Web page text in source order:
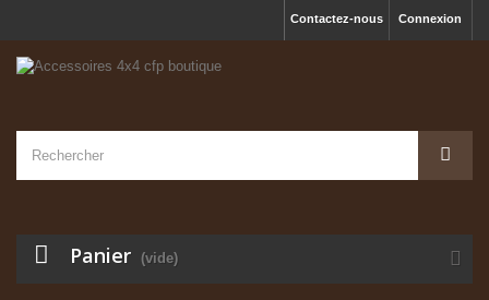
Connexion
Contactez-nous
Panier (vide)